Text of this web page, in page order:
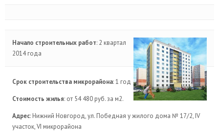
Начало строительных работ: 2 квартал
2014 года
Срок строительства микрорайона: 1 год
Стоимость жилья: от 54 480 руб. за м2.
Адрес: Нижний Новгород, ул. Победная у жилого дома № 17/2, IV
участок, VI микрорайона